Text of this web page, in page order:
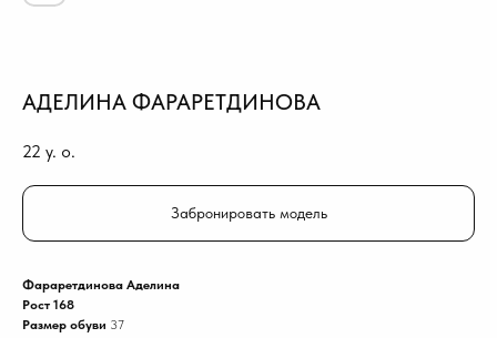
АДЕЛИНА ФАРАРЕТДИНОВА
22 y. o.
Забронировать модель
Фараретдинова Аделина
Рост 168
Размер обуви 37